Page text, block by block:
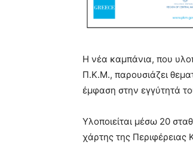
Η νέα καμπάνια, που
Π.Κ.Μ., παρουσιάζει
έμφαση στην εγγύτητά
Υλοποιείται μέσω 20
χάρτης της Περιφέρειας